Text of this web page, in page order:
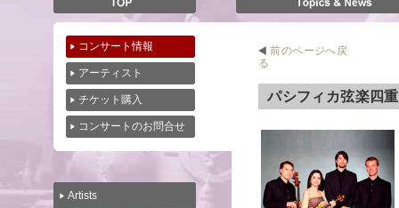
コンサート情報
アーティスト
チケット購入
コンサートのお問合せ
Artists
前のページへ戻
る
パシフィカ弦楽四